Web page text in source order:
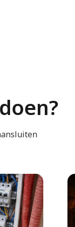
1
naar de lamp